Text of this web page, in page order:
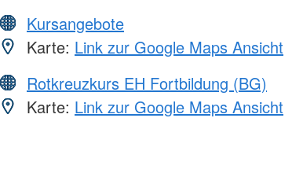
Kursangebote
Karte: Link zur Google Maps Ansicht
Rotkreuzkurs EH Fortbildung (BG)
Karte: Link zur Google Maps Ansicht